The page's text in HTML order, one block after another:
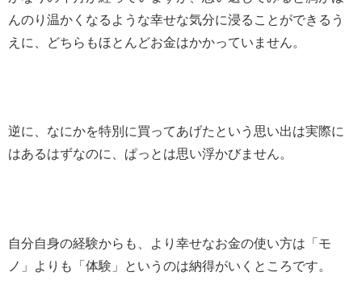
んのり温かくなるような幸せな気分に浸ることができるう
えに、どちらもほとんどお金はかかっていません。
逆に、なにかを特別に買ってあげたという思い出は実際に
はあるはずなのに、ぱっとは思い浮かびません。
自分自身の経験からも、より幸せなお金の使い方は「モ
ノ」よりも「体験」というのは納得がいくところです。